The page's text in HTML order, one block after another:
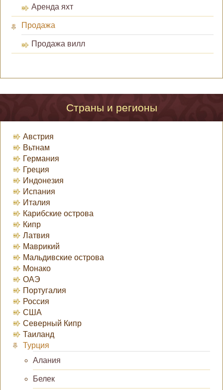
Аренда яхт
Продажа
Продажа вилл
Страны и регионы
Австрия
Вьтнам
Германия
Греция
Индонезия
Испания
Италия
Карибские острова
Кипр
Латвия
Маврикий
Мальдивские острова
Монако
ОАЭ
Португалия
Россия
США
Северный Кипр
Таиланд
Турция
Алания
Белек